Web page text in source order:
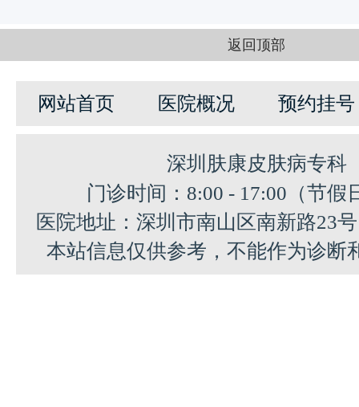
返回顶部
网站首页 医院概况 预约挂号
深圳肤康皮肤病专科
门诊时间：8:00 - 17:00（节假
医院地址：深圳市南山区南新路23
本站信息仅供参考，不能作为诊断